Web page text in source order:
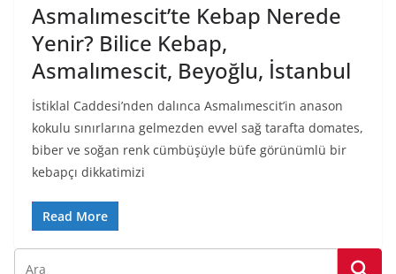
Asmalımescit’te Kebap Nerede
Yenir? Bilice Kebap,
Asmalımescit, Beyoğlu, İstanbul
İstiklal Caddesi’nden dalınca Asmalımescit’in anason
kokulu sınırlarına gelmezden evvel sağ tarafta domates,
biber ve soğan renk cümbüşüyle büfe görünümlü bir
kebapçı dikkatimizi
Read More